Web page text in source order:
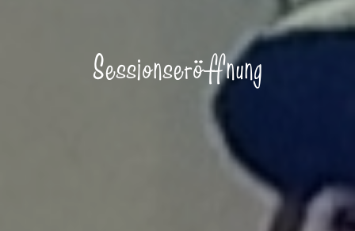
Sessionseröffnung